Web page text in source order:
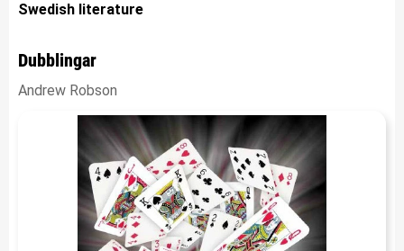
Swedish literature
Dubblingar
Andrew Robson